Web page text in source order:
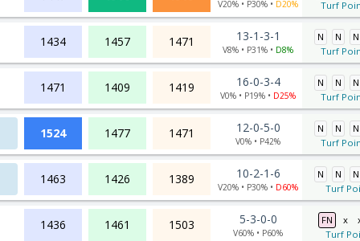
V20% • P30% • D20%
Turf
1434 1457 1471 13-1-3-1
V8% • P31% • D8%
N N
N
Turf
1471 1409 1419 16-0-3-4
V0% • P19% • D25%
N N
N
Turf
1524 1477 1471 12-0-5-0
V0% • P42%
N N
N
Turf
1463 1426 1389 10-2-1-6
V20% • P30% • D60%
N N
N
Turf
1436 1461 1503 5-3-0-0
V60% • P60%
FN x
Turf